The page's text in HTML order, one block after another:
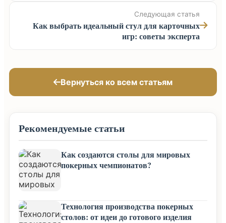
Следующая статья
Как выбрать идеальный стул для карточных
игр: советы эксперта
Вернуться ко всем статьям
Рекомендуемые статьи
Как создаются столы для мировых
покерных чемпионатов?
Технология производства покерных
столов: от идеи до готового изделия